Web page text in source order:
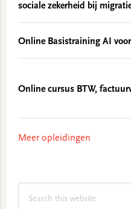
sociale zekerheid bij
Online Basistraining AI
Online cursus BTW,
Meer opleidingen